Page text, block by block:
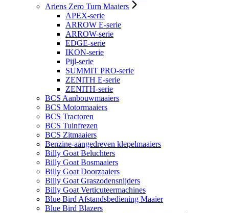
Ariens Zero Turn Maaiers
APEX-serie
ARROW E-serie
ARROW-serie
EDGE-serie
IKON-serie
Pijl-serie
SUMMIT PRO-serie
ZENITH E-serie
ZENITH-serie
BCS Aanbouwmaaiers
BCS Motormaaiers
BCS Tractoren
BCS Tuinfrezen
BCS Zitmaaiers
Benzine-aangedreven klepelmaaiers
Billy Goat Beluchters
Billy Goat Bosmaaiers
Billy Goat Doorzaaiers
Billy Goat Graszodensnijders
Billy Goat Verticuteermachines
Blue Bird Afstandsbediening Maaier
Blue Bird Blazers